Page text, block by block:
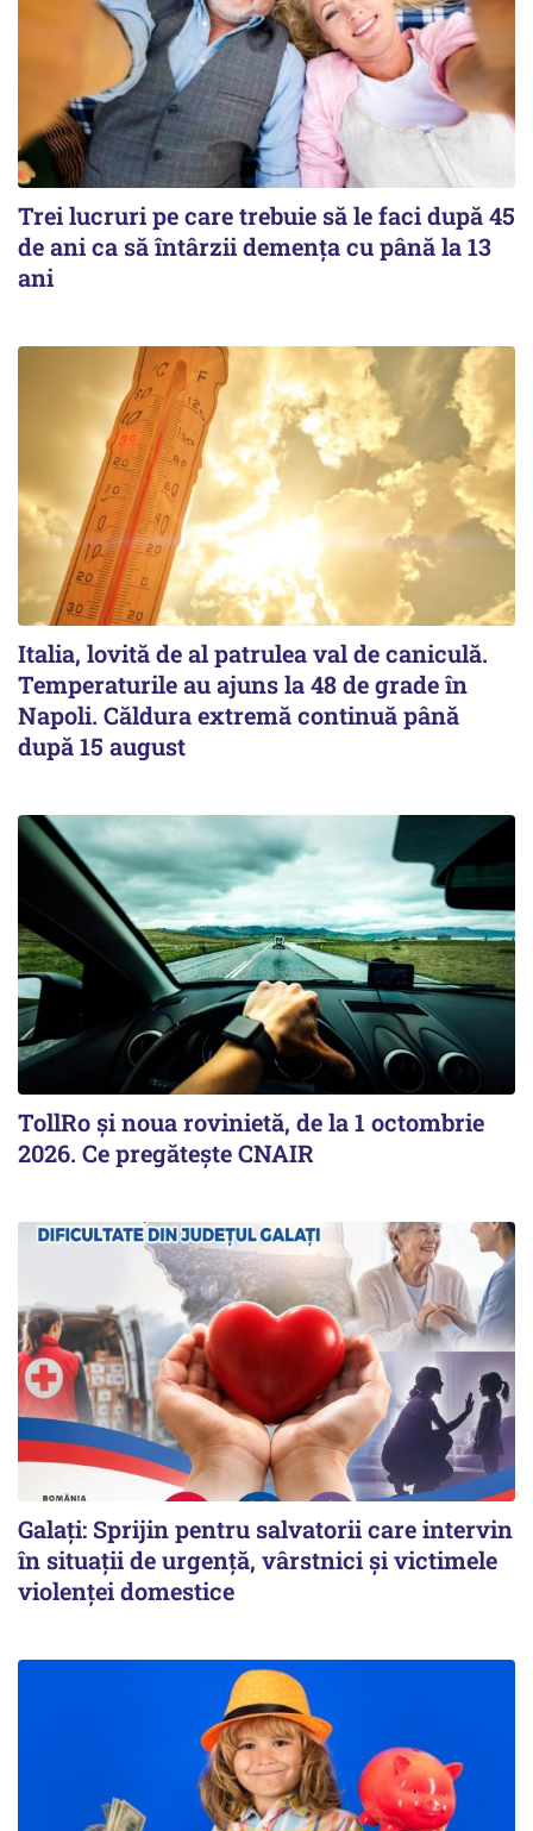
Trei lucruri pe care trebuie să le faci după 45
de ani ca să întârzii demența cu până la 13
ani
Italia, lovită de al patrulea val de caniculă.
Temperaturile au ajuns la 48 de grade în
Napoli. Căldura extremă continuă până
după 15 august
TollRo şi noua rovinietă, de la 1 octombrie
2026. Ce pregăteşte CNAIR
Galați: Sprijin pentru salvatorii care intervin
în situații de urgență, vârstnici și victimele
violenței domestice